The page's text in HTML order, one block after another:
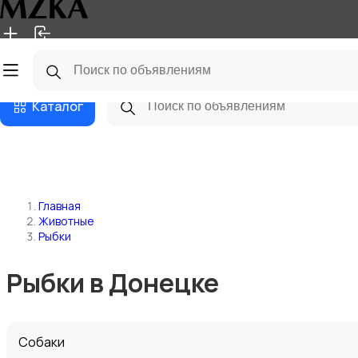
Главная Магазины
Каталог
Главная
Животные
Рыбки
Рыбки в Донецке
Собаки